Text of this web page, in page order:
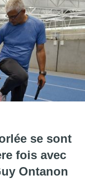
: Kevin Borlée plus
se sont
fois avec
Ontanon